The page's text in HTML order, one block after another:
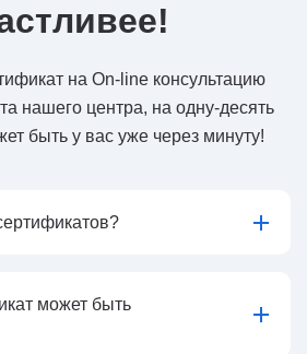
на On-line консультацию
нашего центра, на одну-десять
быть у вас уже через минуту!
может быть